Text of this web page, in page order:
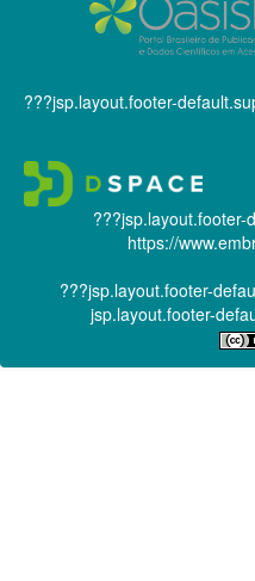
???jsp.layout.footer-
???jsp.layout.footer-
https://
???jsp.layout.footer-
jsp.layout.footer-